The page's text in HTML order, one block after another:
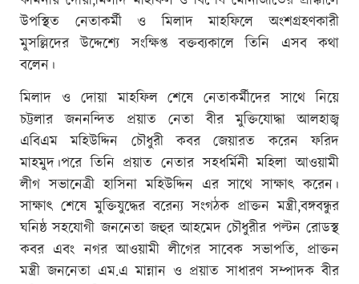
উপস্থিত নেতাকর্মী ও মিলাদ মাহফিলে অংশগ্রহণকারী
মুসল্লিদের উদ্দেশ্যে সংক্ষিপ্ত বক্তব্যকালে তিনি এসব কথা
বলেন।
মিলাদ ও দোয়া মাহফিল শেষে নেতাকর্মীদের সাথে নিয়ে
চট্টলার জননন্দিত প্রয়াত নেতা বীর মুক্তিযোদ্ধা আলহাজ্ব
এবিএম মহিউদ্দিন চৌধুরী কবর জেয়ারত করেন ফরিদ
মাহমুদ।পরে তিনি প্রয়াত নেতার সহধর্মিনী মহিলা আওয়ামী
লীগ সভানেত্রী হাসিনা মহিউদ্দিন এর সাথে সাক্ষাৎ করেন।
সাক্ষাৎ শেষে মুক্তিযুদ্ধের বরেন্য সংগঠক প্রাক্তন মন্ত্রী,বঙ্গবন্ধুর
ঘনিষ্ঠ সহযোগী জননেতা জহুর আহমেদ চৌধুরীর পল্টন রোডস্থ
কবর এবং নগর আওয়ামী লীগের সাবেক সভাপতি, প্রাক্তন
মন্ত্রী জননেতা এম.এ মান্নান ও প্রয়াত সাধারণ সম্পাদক বীর